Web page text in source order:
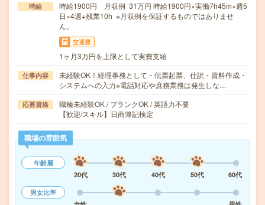
時給
時給1900円 月収例 31万円 時給1900円×実働7h45m×週5
日×4週+残業10h ※月収例を保証するものではありませ
ん。
交通費
1ヶ月3万円を上限として実費支給
仕事内容
未経験OK！経理事務として・伝票起票、仕訳・資料作成・
システムへの入力※電話対応や庶務業務は発生しな…
応募資格
職種未経験OK / ブランクOK / 英語力不要
【歓迎/スキル】日商簿記検定
職場の雰囲気
年齢層
20代
30代 40代 50代
60代
男女比率